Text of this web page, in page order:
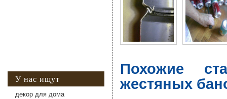
Похожие
жестяных
У нас ищут
декор для дома